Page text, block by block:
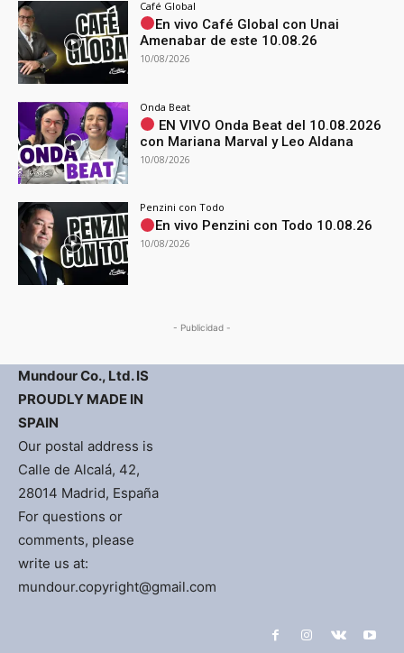
Café Global
En vivo Café Global con Unai
Amenabar de este 10.08.26
10/08/2026
Onda Beat
EN VIVO Onda Beat del 10.08.2026
con Mariana Marval y Leo Aldana
10/08/2026
Penzini con Todo
En vivo Penzini con Todo 10.08.26
10/08/2026
- Publicidad -
Mundour Co., Ltd. IS
PROUDLY MADE IN
SPAIN
Our postal address is
Calle de Alcalá, 42,
28014 Madrid, España
For questions or
comments, please
write us at:
mundour.copyright@gmail.com